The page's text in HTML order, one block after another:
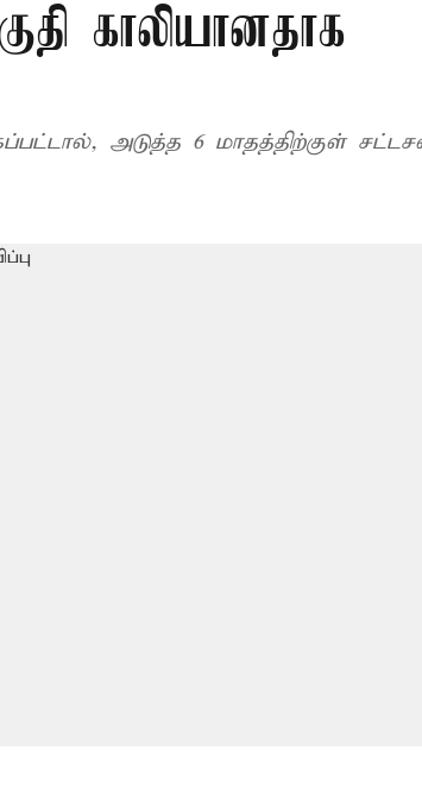
காலியானதாக
அடுத்த 6 மாதத்திற்குள்